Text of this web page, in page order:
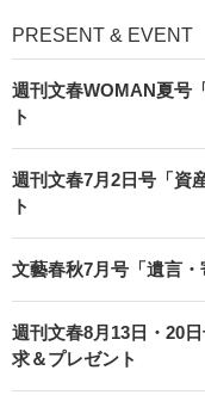
PRESENT & EVENT
週刊文春WOMAN夏号
ト
週刊文春7月2日号「資
ト
文藝春秋7月号「遺言
週刊文春8月13日・20
求＆プレゼント